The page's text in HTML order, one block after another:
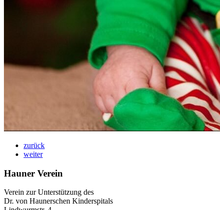
zurück
weiter
Hauner Verein
Verein zur Unterstützung des
Dr. von Haunerschen Kinderspitals